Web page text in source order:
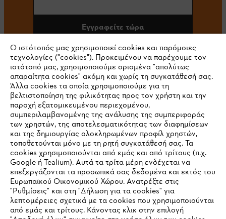
Εγγραφείτε τώρα
#STIHL
Εταιρεία
STIHL Συχνές ερωτήσεις
Ο ιστότοπός μας χρησιμοποιεί cookies και παρόμοιες
τεχνολογίες ("cookies"). Προκειμένου να παρέχουμε τον
ιστότοπό μας, χρησιμοποιούμε ορισμένα "απολύτως
απαραίτητα cookies" ακόμη και χωρίς τη συγκατάθεσή σας.
Άλλα cookies τα οποία χρησιμοποιούμε για τη
βελτιστοποίηση της φιλικότητας προς τον χρήστη και την
παροχή εξατομικευμένου περιεχομένου,
συμπεριλαμβανομένης της ανάλυσης της συμπεριφοράς
των χρηστών, της αποτελεσματικότητας των διαφημίσεων
και της δημιουργίας ολοκληρωμένων προφίλ χρηστών,
τοποθετούνται μόνο με τη ρητή συγκατάθεσή σας. Τα
cookies χρησιμοποιούνται από εμάς και από τρίτους (π.χ.
Google ή Tealium). Αυτά τα τρίτα μέρη ενδέχεται να
επεξεργάζονται τα προσωπικά σας δεδομένα και εκτός του
Ευρωπαϊκού Οικονομικού Χώρου. Ανατρέξτε στις
"Ρυθμίσεις" και στη "Δήλωση για τα cookies" για
λεπτομέρειες σχετικά με τα cookies που χρησιμοποιούνται
από εμάς και τρίτους. Κάνοντας κλικ στην επιλογή